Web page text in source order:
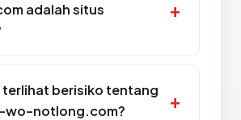
adalah situs
terlihat berisiko tentang
wo-notlong.com?